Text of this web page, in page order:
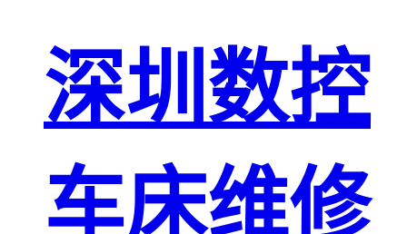
深圳数控
车床维修